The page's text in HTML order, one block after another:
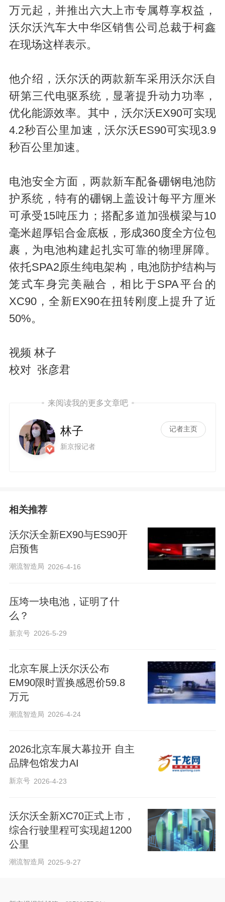
a
y
V
i
d
o
万元起，并推出六大上市专属尊享权益，
沃尔沃汽车大中华区销售公司总裁于柯鑫
在现场这样表示。
他介绍，沃尔沃的两款新车采用沃尔沃自
研第三代电驱系统，显著提升动力功率，
优化能源效率。其中，沃尔沃EX90可实现
4.2秒百公里加速，沃尔沃ES90可实现3.9
秒百公里加速。
电池安全方面，两款新车配备硼钢电池防
护系统，特有的硼钢上盖设计每平方厘米
可承受15吨压力；搭配多道加强横梁与10
毫米超厚铝合金底板，形成360度全方位包
裹，为电池构建起扎实可靠的物理屏障。
依托SPA2原生纯电架构，电池防护结构与
笼式车身完美融合，相比于SPA平台的
XC90，全新EX90在扭转刚度上提升了近
50%。
视频 林子
校对 张彦君
来阅读我的更多文章吧
林子
新京报记者
记者主页
相关推荐
沃尔沃全新EX90与ES90开
启预售
潮流智造局 2026-4-16
压垮一块电池，证明了什
么？
新京号 2026-5-29
北京车展上​沃尔沃公布
EM90限时置换感恩价59.8
万元
潮流智造局 2026-4-24
2026北京车展大幕拉开 自主
品牌包馆发力AI
新京号 2026-4-23
沃尔沃全新XC70正式上市，
综合行驶里程可实现超1200
公里
潮流智造局 2025-9-27